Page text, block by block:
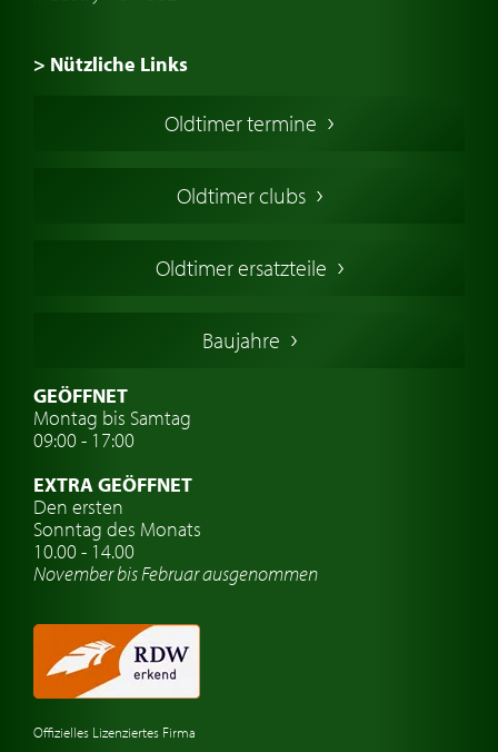
> Nützliche Links
Oldtimers in Europa
Englische Oldtimer
Deutsche Oldtimer
Schwedische Oldtimer
Oldtimer mit h-kennzeichen
Auto Oldtimer Markt
Oldtimer-Versicherung
Oldtimer-Clubs
Oldtimer-Reisen
Automarken uhren
Oldtimer termine
Oldtimer clubs
Oldtimer ersatzteile
Baujahre
GEÖFFNET
Montag bis Samtag
09:00 - 17:00
EXTRA GEÖFFNET
Den ersten
Sonntag des Monats
10.00 - 14.00
November bis Februar ausgenommen
Offizielles Lizenziertes Firma